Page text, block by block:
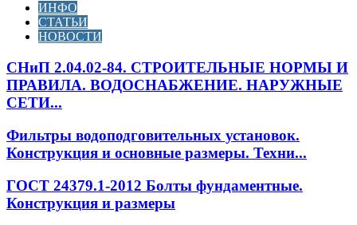
ИНФО
СТАТЬИ
НОВОСТИ
СНиП 2.04.02-84. СТРОИТЕЛЬНЫЕ НОРМЫ И
ПРАВИЛА. ВОДОСНАБЖЕНИЕ. НАРУЖНЫЕ
СЕТИ...
Фильтры водоподговительных установок.
Конструкция и основные размеры. Техни...
ГОСТ 24379.1-2012 Болты фундаментные.
Конструкция и размеры